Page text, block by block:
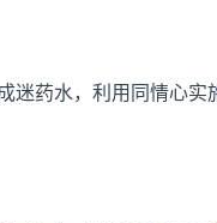
药水，利用同情心实